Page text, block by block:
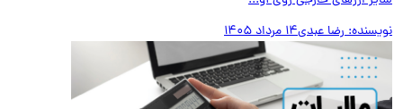
رضا عبدی14 مرداد 1405